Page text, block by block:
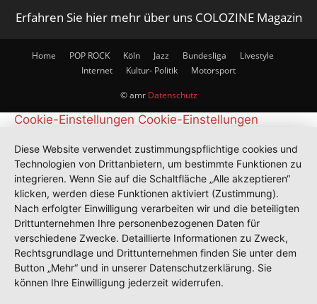
Erfahren Sie hier mehr über uns COLOZINE Magazin
Home POP ROCK Köln Jazz Bundesliga
Livestyle
Internet
Kultur- Politik Motorsport
© amr Datenschutz
Cookie-Einstellungen Cookie-Einstellungen
Diese Website verwendet zustimmungspflichtige cookies und
Technologien von Drittanbietern, um bestimmte Funktionen zu
integrieren. Wenn Sie auf die Schaltfläche „Alle akzeptieren“
klicken, werden diese Funktionen aktiviert (Zustimmung).
Nach erfolgter Einwilligung verarbeiten wir und die beteiligten
Drittunternehmen Ihre personenbezogenen Daten für
verschiedene Zwecke. Detaillierte Informationen zu Zweck,
Rechtsgrundlage und Drittunternehmen finden Sie unter dem
Button „Mehr“ und in unserer Datenschutzerklärung. Sie
können Ihre Einwilligung jederzeit widerrufen.